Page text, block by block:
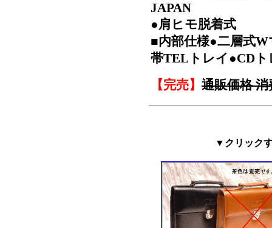
JAPAN
●肩ヒモ脱着式
■内部仕様●二層式
帯TELトレイ●CD
【完売】 通販価格 消
▼クリック